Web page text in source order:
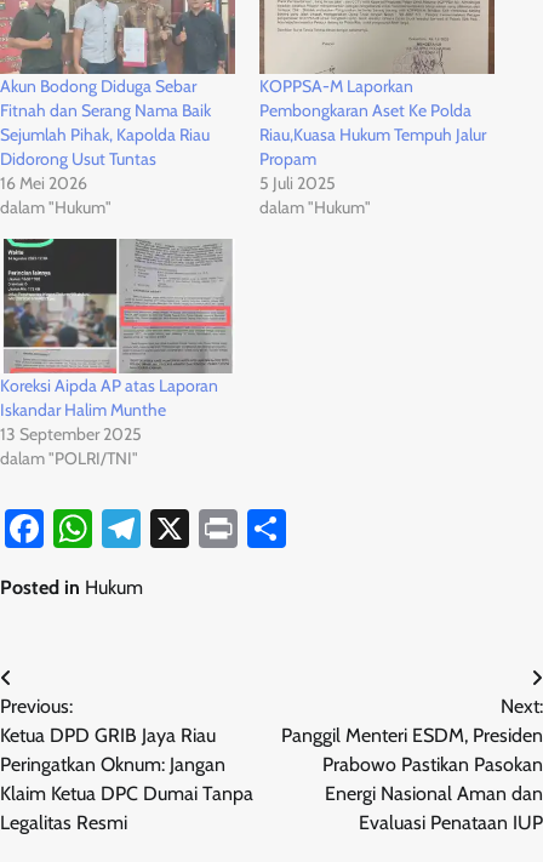
Akun Bodong Diduga Sebar
Fitnah dan Serang Nama Baik
Sejumlah Pihak, Kapolda Riau
Didorong Usut Tuntas
16 Mei 2026
dalam "Hukum"
KOPPSA-M Laporkan
Pembongkaran Aset Ke Polda
Riau,Kuasa Hukum Tempuh Jalur
Propam
5 Juli 2025
dalam "Hukum"
Koreksi Aipda AP atas Laporan
Iskandar Halim Munthe
13 September 2025
dalam "POLRI/TNI"
Facebook
WhatsApp
Telegram
X Print
Posted in Hukum
Navigasi
pos
Previous:
Ketua DPD GRIB Jaya Riau
Peringatkan Oknum: Jangan
Klaim Ketua DPC Dumai Tanpa
Legalitas Resmi
Next:
Panggil Menteri ESDM, Presiden
Prabowo Pastikan Pasokan
Energi Nasional Aman dan
Evaluasi Penataan IUP